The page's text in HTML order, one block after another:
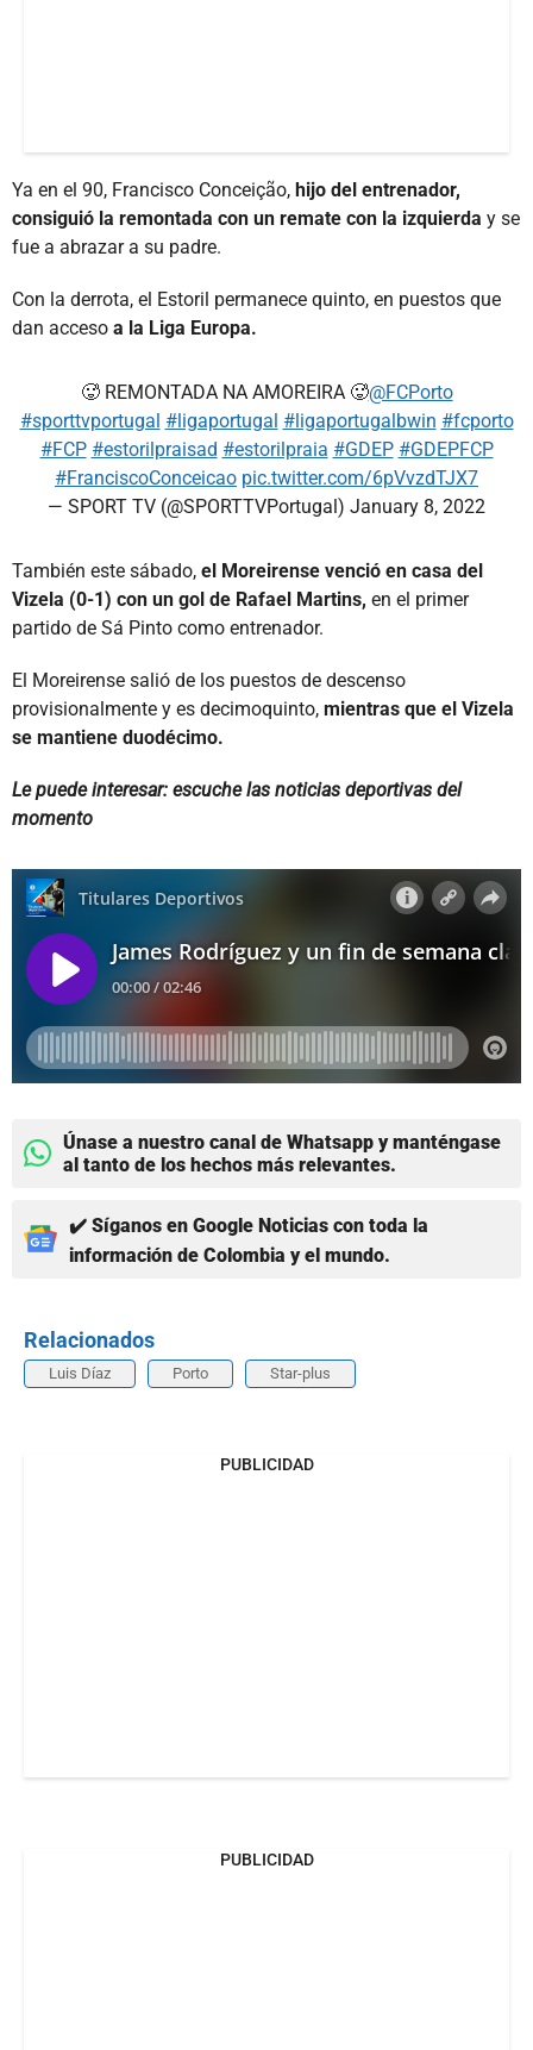
Ya en el 90, Francisco Conceição, hijo del entrenador,
consiguió la remontada con un remate con la izquierda y se
fue a abrazar a su padre.
Con la derrota, el Estoril permanece quinto, en puestos que
dan acceso a la Liga Europa.
🥵 REMONTADA NA AMOREIRA 🥵@FCPorto
#sporttvportugal #ligaportugal #ligaportugalbwin #fcporto
#FCP #estorilpraisad #estorilpraia #GDEP #GDEPFCP
#FranciscoConceicao pic.twitter.com/6pVvzdTJX7
— SPORT TV (@SPORTTVPortugal) January 8, 2022
También este sábado, el Moreirense venció en casa del
Vizela (0-1) con un gol de Rafael Martins, en el primer
partido de Sá Pinto como entrenador.
El Moreirense salió de los puestos de descenso
provisionalmente y es decimoquinto, mientras que el Vizela
se mantiene duodécimo.
Le puede interesar: escuche las noticias deportivas del
momento
Únase a nuestro canal de Whatsapp y manténgase
al tanto de los hechos más relevantes.
✔️ Síganos en Google Noticias con toda la
información de Colombia y el mundo.
Relacionados
Luis Díaz Porto Star-plus
PUBLICIDAD
PUBLICIDAD